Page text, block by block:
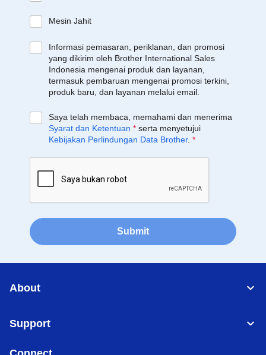
Mesin Jahit
Informasi pemasaran, periklanan, dan promosi
yang dikirim oleh Brother International Sales
Indonesia mengenai produk dan layanan,
termasuk pembaruan mengenai promosi terkini,
produk baru, dan layanan melalui email.
Saya telah membaca, memahami dan menerima
Syarat dan Ketentuan * serta menyetujui
Kebijakan Perlindungan Data Brother. *
Submit
About
Support